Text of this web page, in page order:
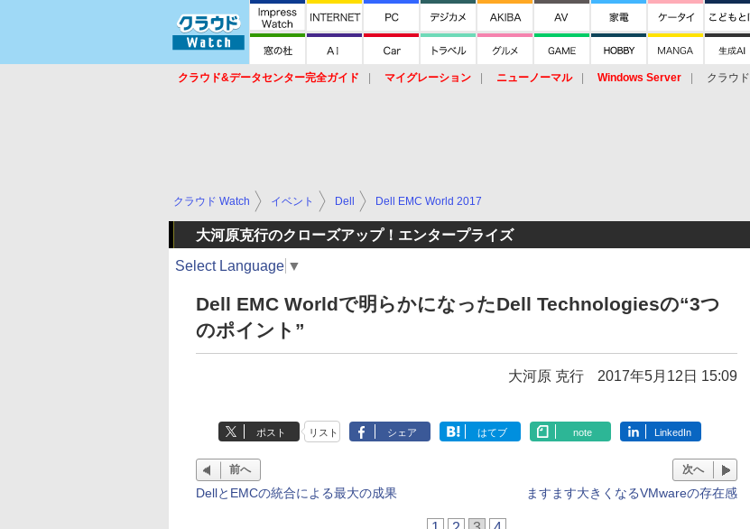
クラウド&データセンター完全ガイド マイグレーション ニューノーマル Windows Server クラウド
クラウド Watch イベント Dell Dell EMC World 2017
大河原克行のクローズアップ！エンタープライズ
Select Language ▼
Dell EMC Worldで明らかになったDell Technologiesの“3つ
のポイント”
大河原 克行 2017年5月12日 15:09
ポスト リスト シェア はてブ note LinkedIn
前へ
DellとEMCの統合による最大の成果
次へ
ますます大きくなるVMwareの存在感